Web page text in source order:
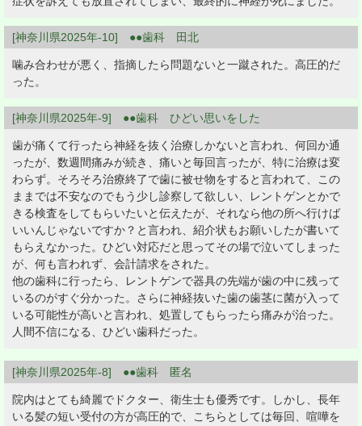
[神奈川県2025年-10] ●●歯科 田北
噛み合わせが悪く、指摘したら問題ないと一蹴された。高圧的だ
った。
[神奈川県2025年-9] ●●歯科 ひどい思いをした
歯が痛くて行ったら神経を抜く治療しかないと言われ、何回か通
ったが、数週間痛みが続き、痛いと毎回言ったが、特に治療は変
わらず。そろそろ治療終了で歯に被せ物をすると言われて、この
ままでは不安なのでもう少し診察して欲しい、レントゲンとかで
きる検査をしてもらいたいと伝えたが、それなら他の所へ行けば
いいんじゃないですか？と言われ、紹介状もお願いしたが書いて
もらえなかった。ひどい対応だと思ってその場で泣いてしまった
が、何も言われず、会計請求をされた。
他の歯科に行ったら、レントゲンで器具の先端が歯の中に残って
いるのがすぐ分かった。さらに神経抜いた歯の歯茎に菌が入って
いる可能性が高いと言われ、処置してもらったら痛みが治った。
人間不信になる、ひどい歯科だった。
[神奈川県2025年-8] ●●歯科 匿名
院内はとても綺麗でドクター、衛生士も優秀です。しかし、長年
いる髪の短い受付の方が高圧的で、こちらとしては毎回、喧嘩を